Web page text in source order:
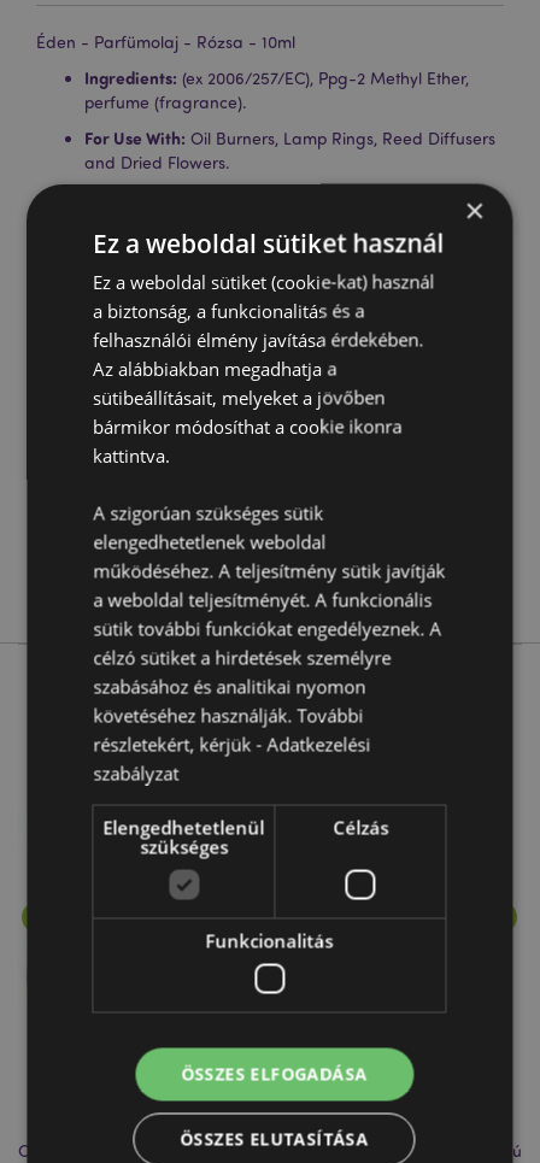
Éden - Parfümolaj - Rózsa - 10ml
Ingredients: (ex 2006/257/EC), Ppg-2 Methyl Ether,
perfume (fragrance).
For Use With: Oil Burners, Lamp Rings, Reed Diffusers
and Dried Flowers.
A fresh and sweet fragrance that will
Termékjellemzők
További
Információ
10ml Üveg Magassága 6cm Szélessége 2.5cm
Vastagsága 2.5cm
5055071703362
144
0.050000
Nem
Nem
Eden
More from this range
Olaj- és Viaszégető Aromalámpa, Kerámia - Fehér - Csepp Alakú
×
Ez a weboldal sütiket használ
Ez a weboldal sütiket (cookie-kat) használ
a biztonság, a funkcionalitás és a
felhasználói élmény javítása érdekében.
Az alábbiakban megadhatja a
sütibeállításait, melyeket a jövőben
bármikor módosíthat a cookie ikonra
kattintva.
A szigorúan szükséges sütik
elengedhetetlenek weboldal
működéséhez. A teljesítmény sütik javítják
a weboldal teljesítményét. A funkcionális
sütik további funkciókat engedélyeznek. A
célzó sütiket a hirdetések személyre
szabásához és analitikai nyomon
követéséhez használják. További
részletekért, kérjük -Adatkezelési
szabályzat
Elengedhetetlenül
szükséges
Célzás
Funkcionalitás
ÖSSZES ELFOGADÁSA
ÖSSZES ELUTASÍTÁSA